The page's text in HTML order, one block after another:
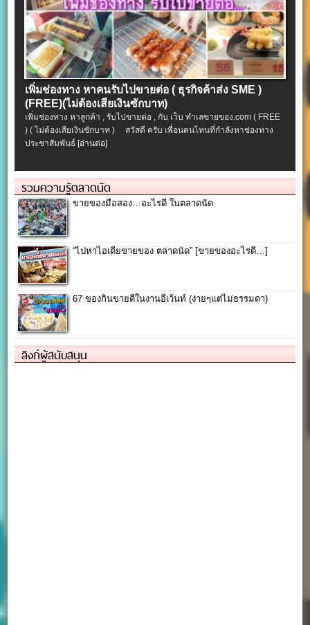
เพิ่มช่องทาง หาคนรับไปขายต่อ ( ธุรกิจค้าส่ง SME )
(FREE)(ไม่ต้องเสียเงินซักบาท)
เพิ่มช่องทาง หาลูกค้า , รับไปขายต่อ , กับ เว็บ ทำเลขายของ.com ( FREE
) ( ไม่ต้องเสียเงินซักบาท ) สวัสดี ครับ เพื่อนคนไหนที่กำลังหาช่องทาง
ประชาสัมพันธ์[อ่านต่อ]
รวมความรู้ตลาดนัด
ขายของมือสอง…อะไรดี ในตลาดนัด
“ไปหาไอเดียขายของ ตลาดนัด” [ขายของอะไรดี…]
67 ของกินขายดีในงานอีเว้นท์ (ง่ายๆแต่ไม่ธรรมดา)
ลิงก์ผู้สนับสนุน